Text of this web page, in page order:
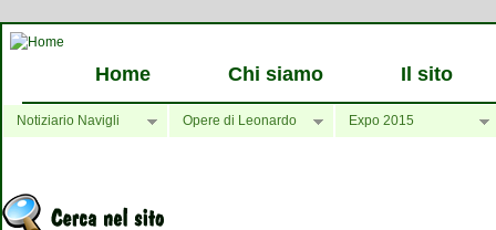
Home Chi siamo Il sito
Notiziario Navigli Opere di Leonardo Expo 2015